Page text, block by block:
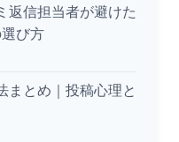
返信担当者が避けた
び方
まとめ｜投稿心理と